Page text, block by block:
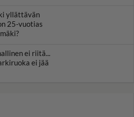
yllättävän
25-vuotias
ei riitä...
ei jää